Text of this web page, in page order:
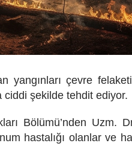
yangınları çevre
ciddi şekilde tehdit ediyor.
Bölümü’nden Uzm.
hastalığı olanlar ve